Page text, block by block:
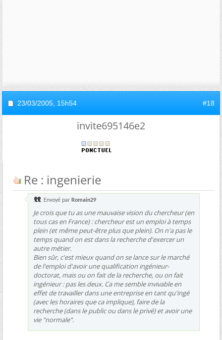
23/03/2005, 15h54 #18
invite695146e2
Re : ingenierie
Envoyé par Romain29
Je crois que tu as une mauvaise vision du chercheur (en
tous cas en France) : chercheur est un emploi à temps
plein (et même peut-être plus que plein). On n'a pas le
temps quand on est dans la recherche d'exercer un
autre métier.
Bien sûr, c'est mieux quand on se lance sur le marché
de l'emploi d'avoir une qualification ingénieur-
doctorat, mais ou on fait de la recherche, ou on fait
ingénieur : pas les deux. Ca me semble invivable en
effet de travailler dans une entreprise en tant qu'ingé
(avec les horaires que ca implique), faire de la
recherche (dans le public ou dans le privé) et avoir une
vie "normale".